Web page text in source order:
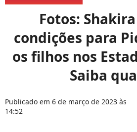
Fotos:
condições para
os filhos nos
Saiba
Publicado em 6 de março de 2023 às
14:52